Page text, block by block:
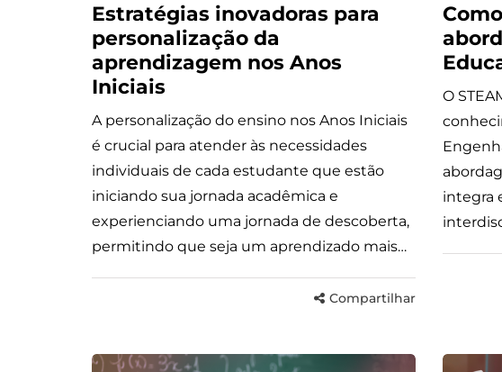
Estratégias inovadoras para
personalização da
aprendizagem nos Anos
Iniciais
A personalização do ensino nos Anos Iniciais
é crucial para atender às necessidades
individuais de cada estudante que estão
iniciando sua jornada acadêmica e
experienciando uma jornada de descoberta,
permitindo que seja um aprendizado mais…
Compartilhar
O
integra